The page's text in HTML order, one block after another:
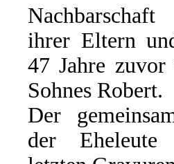
ihrer Eltern
47 Jahre zuvor
Sohnes Robert.
Der
der